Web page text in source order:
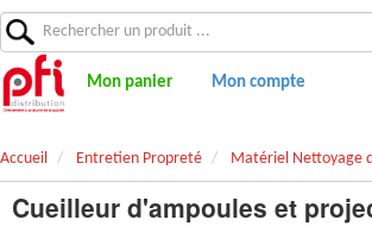
Mon panier Mon compte
Accueil Entretien Propreté Matériel Nettoyage
Cueilleur d'ampoules et